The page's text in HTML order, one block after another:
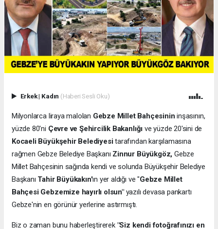
Erkek| Kadın (Haberi Sesli Oku)
Milyonlarca liraya malolan Gebze Millet Bahçesinin inşasının,
yüzde 80'ni Çevre ve Şehircilik Bakanlığı ve yüzde 20'sini de
Kocaeli Büyükşehir Belediyesitarafından karşılamasına
rağmen Gebze Belediye Başkanı Zinnur Büyükgöz, Gebze
Millet Bahçesinin sağında kendi ve solunda Büyükşehir Belediye
Başkanı Tahir Büyükakın'ın yer aldığı ve "Gebze Millet
Bahçesi Gebzemize hayırlı olsun"yazılı devasa pankartı
Gebze'nin en görünür yerlerine astırmıştı.
Biz o zaman bunu haberleştirerek "Siz kendi fotoğrafınızı en